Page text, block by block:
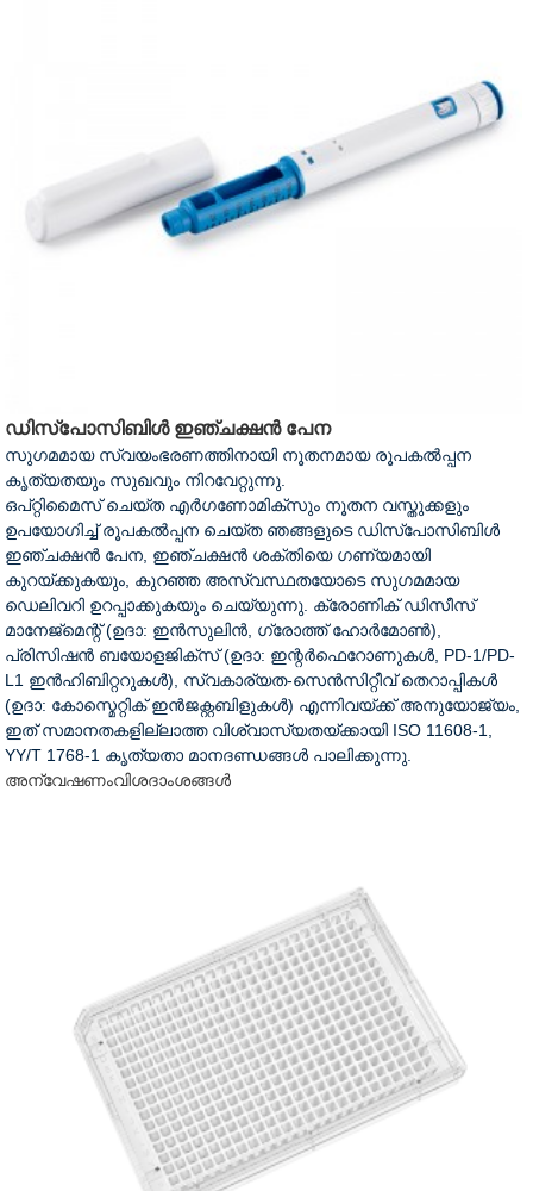
ഡിസ്പോസിബിൾ ഇഞ്ചക്ഷൻ പേന
സുഗമമായ സ്വയംഭരണത്തിനായി നൂതനമായ രൂപകൽപ്പന
കൃത്യതയും സുഖവും നിറവേറ്റുന്നു.
ഒപ്റ്റിമൈസ് ചെയ്ത എർഗണോമിക്സും നൂതന വസ്തുക്കളും
ഉപയോഗിച്ച് രൂപകൽപ്പന ചെയ്ത ഞങ്ങളുടെ ഡിസ്പോസിബിൾ
ഇഞ്ചക്ഷൻ പേന, ഇഞ്ചക്ഷൻ ശക്തിയെ ഗണ്യമായി
കുറയ്ക്കുകയും, കുറഞ്ഞ അസ്വസ്ഥതയോടെ സുഗമമായ
ഡെലിവറി ഉറപ്പാക്കുകയും ചെയ്യുന്നു. ക്രോണിക് ഡിസീസ്
മാനേജ്മെന്റ് (ഉദാ: ഇൻസുലിൻ, ഗ്രോത്ത് ഹോർമോൺ),
പ്രിസിഷൻ ബയോളജിക്സ് (ഉദാ: ഇന്റർഫെറോണുകൾ, PD-1/PD-
L1 ഇൻഹിബിറ്ററുകൾ), സ്വകാര്യത-സെൻസിറ്റീവ് തെറാപ്പികൾ
(ഉദാ: കോസ്മെറ്റിക് ഇൻജക്റ്റബിളുകൾ) എന്നിവയ്ക്ക് അനുയോജ്യം,
ഇത് സമാനതകളില്ലാത്ത വിശ്വാസ്യതയ്ക്കായി ISO 11608-1,
YY/T 1768-1 കൃത്യതാ മാനദണ്ഡങ്ങൾ പാലിക്കുന്നു.
അന്വേഷണംവിശദാംശങ്ങൾ